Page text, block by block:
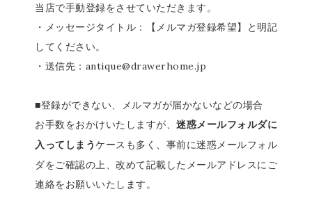
当店で手動登録をさせていただきます。
・メッセージタイトル：【メルマガ登録希望】と明記
してください。
・送信先：antique@drawerhome.jp
■登録ができない、メルマガが届かないなどの場合
お手数をおかけいたしますが、 迷惑メールフォルダに
入ってしまう ケースも多く、事前に迷惑メールフォル
ダをご確認の上、改めて記載したメールアドレスにご
連絡をお願いいたします。